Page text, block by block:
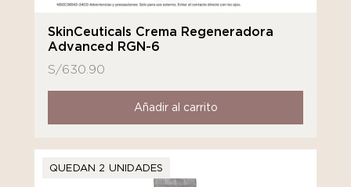
SkinCeuticals Crema Regeneradora
Advanced RGN-6
S/630.90
Añadir al carrito
QUEDAN 2 UNIDADES